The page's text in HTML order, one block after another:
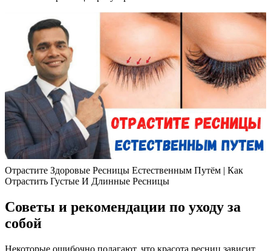
Отрастите Здоровые Ресницы Естественным Путём | Как
Отрастить Густые И Длинные Ресницы
Советы и рекомендации по уходу за
собой
Некоторые ошибочно полагают, что красота ресниц зависит